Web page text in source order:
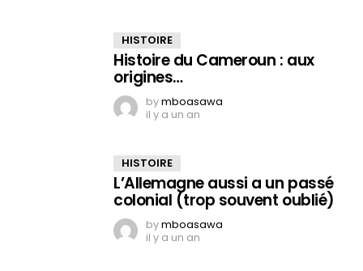
HISTOIRE
Histoire du Cameroun : aux
origines…
bymboasawa
il y a un an
HISTOIRE
L’Allemagne aussi a un passé
colonial (trop souvent oublié)
bymboasawa
il y a un an